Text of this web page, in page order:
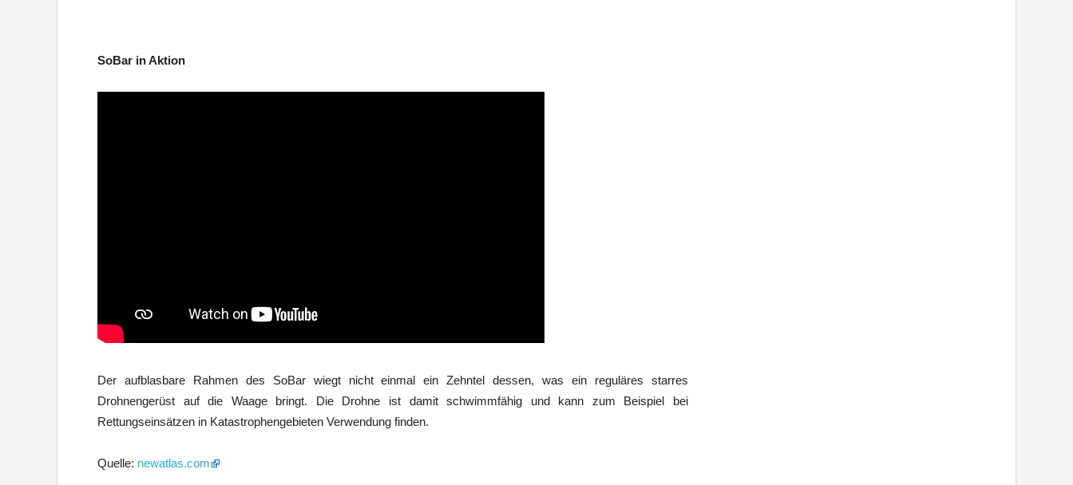
SoBar in Aktion
Der aufblasbare Rahmen des SoBar wiegt nicht einmal ein Zehntel dessen, was ein reguläres starres
Drohnengerüst auf die Waage bringt. Die Drohne ist damit schwimmfähig und kann zum Beispiel bei
Rettungseinsätzen in Katastrophengebieten Verwendung finden.
Quelle: newatlas.com